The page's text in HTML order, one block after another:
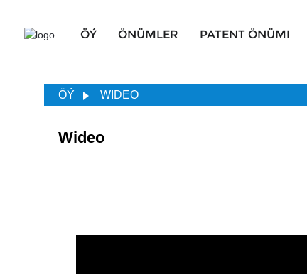
ÖÝ ÖNÜMLER PATENT ÖNÜMI
ÖÝ WIDEO
Wideo